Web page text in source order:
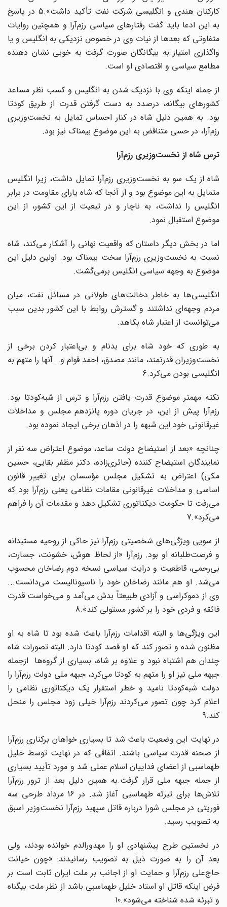
کارکنان هندی و انگلیسی شرکت نفت تأکید داشت».5 در پاسخ
به این ادعا باید گفت رفتارهای سیاسی رزم‌آرا و همچنین روایات
متفاوتی که بعدها از نیات وی در خصوص نزدیکی به انگلیس و یا
واگذاری امتیاز به بیگانگان صورت گرفت به خوبی نشان دهنده
مطامع سیاسی و اقتصادی او است.
از جمله اینکه وی با نزدیک شدن به انگلیس و کسب نظر مساعد
کشورهای بیگانه، درصدد به دست گرفتن قدرت از طریق کودتا
بود. به همین دلیل شاه در کنار احساس تمایل به نخست‌وزیری
رزم‌آرا، در حسی متناقض به این موضوع بیمناک نیز بود.
ترس شاه از نخست‌وزیری رزم‌آرا
شاه از یک سو به نخست‌وزیری رزم‌آرا تمایل داشت، زیرا انگلیس
متمایل به این موضوع بود و از آنجا که شاه یارای مقاومت در برابر
انگلیس را نداشت، به ناچار و در تبعیت از این کشور، از این
موضوع استقبال نمود.
اما در بخش دیگر داستان که واقعیت نهانی را آشکار می‌کند، شاه
نسبت به نخست‌وزیری رزم‌آرا سخت بیمناک بود. اولین دلیل این
موضوع به وجهه سیاسی انگلیس برمی‌گشت.
انگلیسی‌ها به خاطر دخالت‌های طولانی در مسائل نفت، میان
مردم وجهه‌ای نداشتند و گسترش روابط با این کشور بدین سبب
می‌توانست از اعتبار شاه بکاهد.
به طوری که خود شاه برای بدنام و بی‌اعتبار کردن برخی از
نخست‌وزیران قدرتمند، مانند مصدق، احمد قوام و… آنها را متهم به
انگلیسی بودن می‌کرد.6
نکته مهمتر موضوع قدرت یافتن رزم‌آرا و ترس از شبه‌کودتا بود.
رزم‌آرا پیش از این، در جریان دوره پانزدهم مجلس و مداخلات
غیرقانونی خود این شبهه را در اذهان برخی ایجاد نموده بود.
چنانچه «بعد از استیضاح دولت ساعد، موضوع اعتراض سه نفر از
نمایندگان استیضاح کننده (حائری‌زاده، دکتر مظفر بقایی، حسین
مکی) اعتراض به تشکیل مجلس مؤسسان برای تغییر قانون
اساسی و مداخلات غیرقانونی مقامات نظامی یعنی رزم‌آرا بود که
می‌رفت تا حکومت دیکتاتوری تشکیل دهد و مقدمات آن را فراهم
می‌کرد».7
از سویی ویژگی‌های شخصیتی رزم‌آرا نیز حاکی از روحیه مستبدانه
و فرصت‌طلبانه او بود. رزم‌آرا «از لحاظ هوش، خشونت، جسارت،
بی‌رحمی، قاطعیت و درایت سیاسی نسخه دوم رضاخان محسوب
می‌شد. او هم مانند رضاخان خود را ناسیونالیست می‌دانست...
وی از دموکراسی و آزادی طبیعتاً بدش می‌آمد و می‌خواست قدرت
فائقه و فردی خود را بر کشور مستولی کند».8
این ویژگی‌ها و البته اقدامات رزم‌آرا باعث شده بود تا شاه به او
مظنون شده و تصور کند که او قصد کودتا دارد. البته تصورات شاه
چندان هم اشتباه نبود و علاوه بر شاه، بسیاری از گروه‌ها ازجمله
جبهه ملی نیز او را متهم به کودتا می‌کرد، جبهه ملی دولت رزم‌آرا را
دولت شبه‌کودتا نامید و خطر استقرار یک دیکتاتوری نظامی را
اعلام کرد چون تصور می‌کردند رزم‌آرا خیلی زود مجلس را منحل
کند.9
در نهایت این وضعیت باعث شد تا بسیاری خواهان برکناری رزم‌آرا
از صحنه قدرت سیاسی باشند. اتفاقی که در نهایت توسط خلیل
طهماسبی از اعضای فداییان اسلام عملی شد و مورد تأیید بسیاری
از جمله جبهه ملی قرار گرفت.به همین دلیل بعد از ترور رزم‌آرا
تلاش‌ها برای تبرئه طهماسبی آغاز شد. در 16 مرداد طرحی سه
فوریتی در مجلس شورا درباره قاتل سپهبد رزم‌آرا نخست‌وزیر اسبق
به تصویب رسید.
در نخستین طرح پیشنهادی او را مهدورالدم خوانده بودند، ولی
بعد آن را به صورت ذیل به تصویب رسانیدند: «چون خیانت
حاج‌علی رزم‌آرا و حمایت او از اجانب بر ملت ایران ثابت است بر
فرض اینکه قاتل او استاد خلیل طهماسبی باشد از نظر ملت بیگناه
و تبرئه شده شناخته می‌شود».10